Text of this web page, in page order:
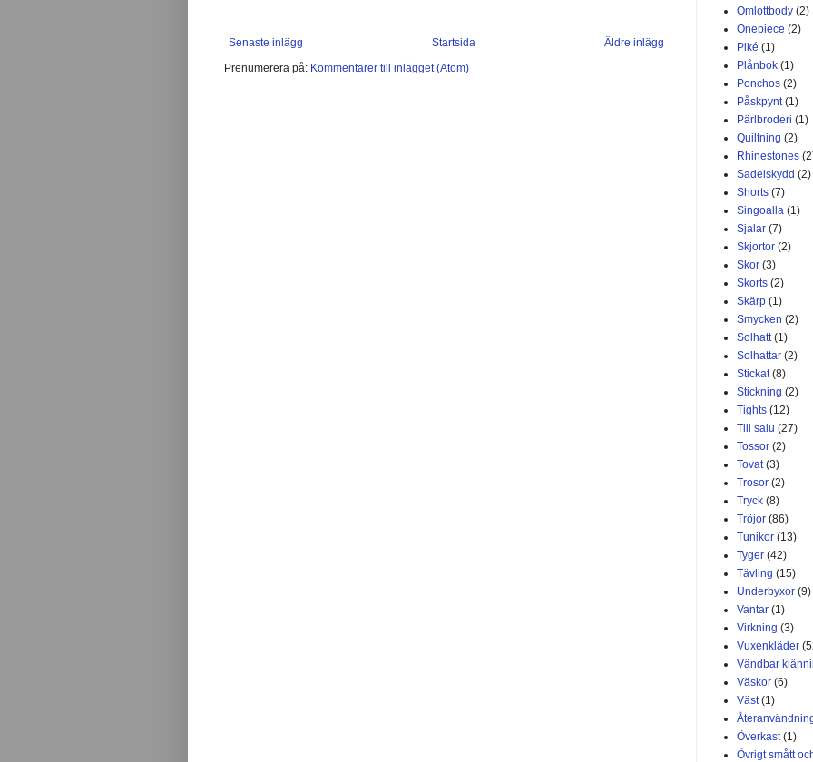
Senaste inlägg Äldre inlägg
Startsida
Prenumerera på: Kommentarer till inlägget (Atom)
Omlottbody (2)
Onepiece (2)
Piké (1)
Plånbok (1)
Ponchos (2)
Påskpynt (1)
Pärlbroderi (1)
Quiltning (2)
Rhinestones
Sadelskydd (2)
Shorts (7)
Singoalla (1)
Sjalar (7)
Skjortor (2)
Skor (3)
Skorts (2)
Skärp (1)
Smycken (2)
Solhatt (1)
Solhattar (2)
Stickat (8)
Stickning (2)
Tights (12)
Till salu (27)
Tossor (2)
Tovat (3)
Trosor (2)
Tryck (8)
Tröjor (86)
Tunikor (13)
Tyger (42)
Tävling (15)
Underbyxor (9)
Vantar (1)
Virkning (3)
Vuxenkläder
Vändbar
Väskor (6)
Väst (1)
Överkast (1)
Övrigt smått